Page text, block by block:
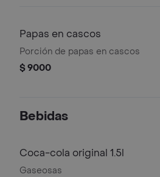
Papas en cascos
Porción de papas en cascos
$ 9000
Bebidas
Coca-cola original 1.5l
Gaseosas